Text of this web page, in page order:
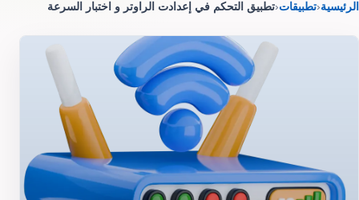
الرئيسية‹تطبيقات‹تطبيق التحكم في إعدادت الراوتر و اختبار السرعة